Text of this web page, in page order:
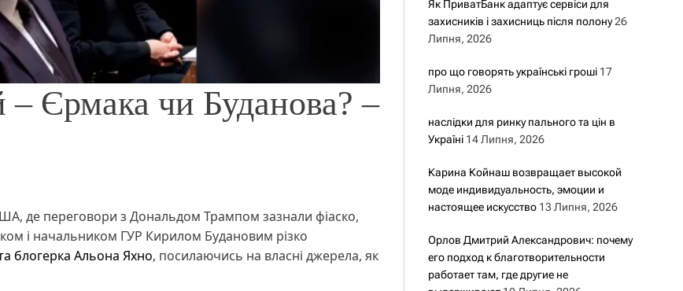
– Єрмака чи Буданова? –
де переговори з Дональдом Трампом зазнали фіаско,
і начальником ГУР Кирилом Будановим різко
блогерка Альона Яхно, посилаючись на власні джерела, як
Як ПриватБанк адаптує сервіси для
захисників і захисниць після полону 26
Липня, 2026
про що говорять українські гроші 17
Липня, 2026
наслідки для ринку пального та цін в
Україні 14 Липня, 2026
Карина Койнаш возвращает высокой
моде индивидуальность, эмоции и
настоящее искусство 13 Липня, 2026
Орлов Дмитрий Александрович: почему
его подход к благотворительности
работает там, где другие не